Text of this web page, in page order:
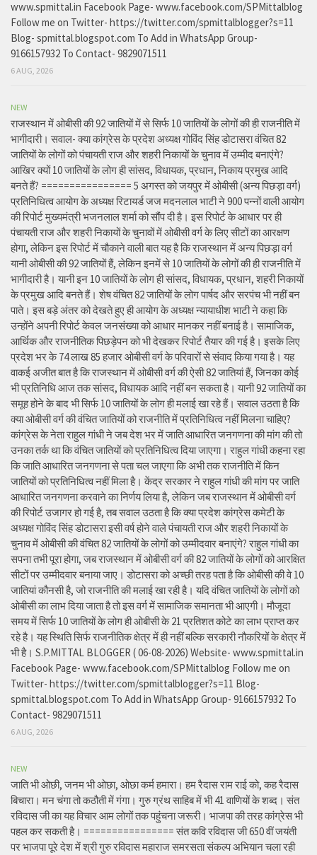
www.spmittal.in Facebook Page- www.facebook.com/SPMittalblog
Follow me on Twitter- https://twitter.com/spmittalblogger?s=11
Blog- spmittal.blogspot.com To Add in WhatsApp Group-
9166157932 To Contact- 9829071511
6 AUG, 2026
NEW
राजस्थान में ओबीसी की 92 जातियों में से सिर्फ 10 जातियों के लोगों की ही राजनीति में
भागीदारी। सवाल- क्या कांग्रेस के प्रदेश अध्यक्ष गोविंद सिंह डोटासरा वंचित 82
जातियों के लोगों को पंचायती राज और शहरी निकायों के चुनाव में उम्मीद बनाएंगे?
आखिर क्यों 10 जातियों के लोग ही सांसद, विधायक, प्रधान, निकाय प्रमुख आदि
बनते हैं? ================ 5 अगस्त को जयपुर में ओबीसी (अन्य पिछड़ा वर्ग)
प्रतिनिधित्व आयोग के अध्यक्ष रिटायर्ड जज मदनलाल भाटी ने 900 पन्नों वाली आयोग
की रिपोर्ट मुख्यमंत्री भजनलाल शर्मा को सौंप दी है। इस रिपोर्ट के आधार पर ही
पंचायती राज और शहरी निकायों के चुनावों में ओबीसी वर्ग के लिए सीटों का आरक्षण
होगा, लेकिन इस रिपोर्ट में चौकाने वाली बात यह है कि राजस्थान में अन्य पिछड़ा वर्ग
यानी ओबीसी की 92 जातियों हैं, लेकिन इनमें से 10 जातियों के लोगों की ही राजनीति में
भागीदारी है। यानी इन 10 जातियों के लोग ही सांसद, विधायक, प्रधान, शहरी निकायों
के प्रमुख आदि बनते हैं। शेष वंचित 82 जातियों के लोग पार्षद और सरपंच भी नहीं बन
पाते। इस बड़े अंतर को देखते हुए ही आयोग के अध्यक्ष न्यायाधीश भाटी ने कहा कि
उन्होंने अपनी रिपोर्ट केवल जनसंख्या को आधार मानकर नहीं बनाई है। सामाजिक,
आर्थिक और राजनीतिक पिछड़ेपन को भी देखकर रिपोर्ट तैयार की गई है। इसके लिए
प्रदेश भर के 74 लाख 85 हजार ओबीसी वर्ग के परिवारों से संवाद किया गया है। यह
वाकई अजीत बात है कि राजस्थान में ओबीसी वर्ग की ऐसी 82 जातियां हैं, जिनका कोई
भी प्रतिनिधि आज तक सांसद, विधायक आदि नहीं बन सकता है। यानी 92 जातियों का
समूह होने के बाद भी सिर्फ 10 जातियों के लोग ही मलाई खा रहे हैं। सवाल उठता है कि
क्या ओबीसी वर्ग की वंचित जातियों को राजनीति में प्रतिनिधित्व नहीं मिलना चाहिए?
कांग्रेस के नेता राहुल गांधी ने जब देश भर में जाति आधारित जनगणना की मांग की तो
उनका तर्क था कि वंचित जातियों को प्रतिनिधित्व दिया जाएगा। राहुल गांधी कहना रहा
कि जाति आधारित जनगणना से पता चल जाएगा कि अभी तक राजनीति में किन
जातियों को प्रतिनिधित्व नहीं मिला है। केंद्र सरकार ने राहुल गांधी की मांग पर जाति
आधारित जनगणना करवाने का निर्णय लिया है, लेकिन जब राजस्थान में ओबीसी वर्ग
की रिपोर्ट उजागर हो गई है, तब सवाल उठता है कि क्या प्रदेश कांग्रेस कमेटी के
अध्यक्ष गोविंद सिंह डोटासरा इसी वर्ष होने वाले पंचायती राज और शहरी निकायों के
चुनाव में ओबीसी की वंचित 82 जातियों के लोगों को उम्मीदवार बनाएंगे? राहुल गांधी का
सपना तभी पूरा होगा, जब राजस्थान में ओबीसी वर्ग की 82 जातियों के लोगों को आरक्षित
सीटों पर उम्मीदवार बनाया जाए। डोटासरा को अच्छी तरह पता है कि ओबीसी की वे 10
जातियां कौनसी है, जो राजनीति की मलाई खा रही है। यदि वंचित जातियों के लोगों को
ओबीसी का लाभ दिया जाता है तो इस वर्ग में सामाजिक समानता भी आएगी। मौजूदा
समय में सिर्फ 10 जातियों के लोग ही ओबीसी के 21 प्रतिशत कोटे का लाभ प्राप्त कर
रहे है। यह स्थिति सिर्फ राजनीतिक क्षेत्र में ही नहीं बल्कि सरकारी नौकरियों के क्षेत्र में
भी है। S.P.MITTAL BLOGGER ( 06-08-2026) Website- www.spmittal.in
Facebook Page- www.facebook.com/SPMittalblog Follow me on
Twitter- https://twitter.com/spmittalblogger?s=11 Blog-
spmittal.blogspot.com To Add in WhatsApp Group- 9166157932 To
Contact- 9829071511
6 AUG, 2026
NEW
जाति भी ओछी, जनम भी ओछा, ओछा कर्म हमारा। हम रैदास राम राई को, कह रैदास
बिचारा। मन चंगा तो कठौती में गंगा। गुरु ग्रंथ साहिब में भी 41 वाणियों के शब्द। संत
रविदास जी का यह विचार आम लोगों तक पहुंचना जरूरी। भाजपा की तरह कांग्रेस भी
पहल कर सकती है। ================ संत कवि रविदास जी 650 वीं जयंती
पर भाजपा पूरे देश में श्री गुरु रविदास महाराज समरसता संकल्प अभियान चला रही